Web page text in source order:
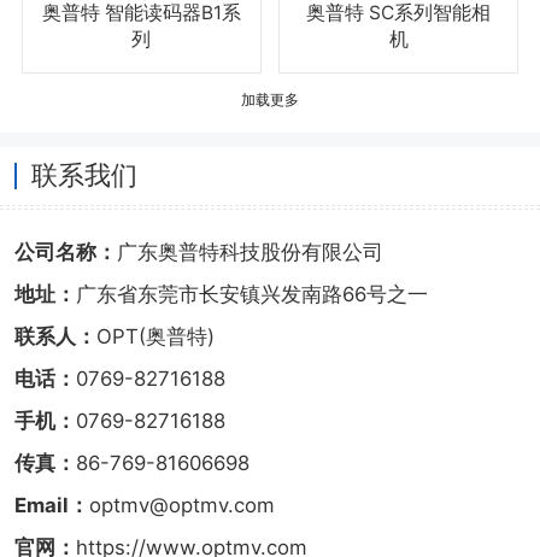
奥普特 智能读码器B1系
列
奥普特 SC系列智能相
机
加载更多
联系我们
公司名称： 广东奥普特科技股份有限公司
地址： 广东省东莞市长安镇兴发南路66号之一
联系人： OPT(奥普特)
电话： 0769-82716188
手机： 0769-82716188
传真： 86-769-81606698
Email： optmv@optmv.com
官网： https://www.optmv.com